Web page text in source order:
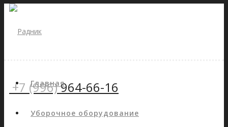
+7 (996)964-66-16
Главная
Уборочное оборудование